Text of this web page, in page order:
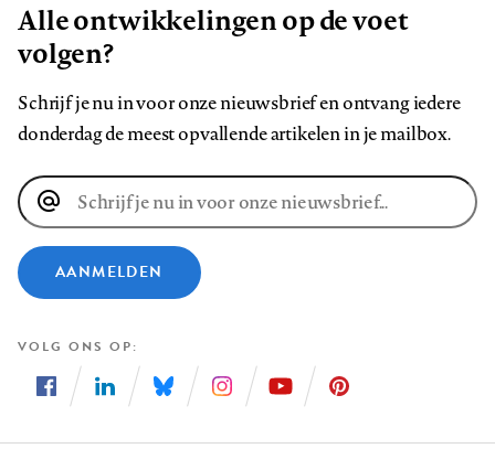
Alle ontwikkelingen op de voet
volgen?
Schrijf je nu in voor onze nieuwsbrief en ontvang iedere
donderdag de meest opvallende artikelen in je mailbox.
E-
mailadres
AANMELDEN
VOLG ONS OP
ons
ons
ons
ons
ons
ons